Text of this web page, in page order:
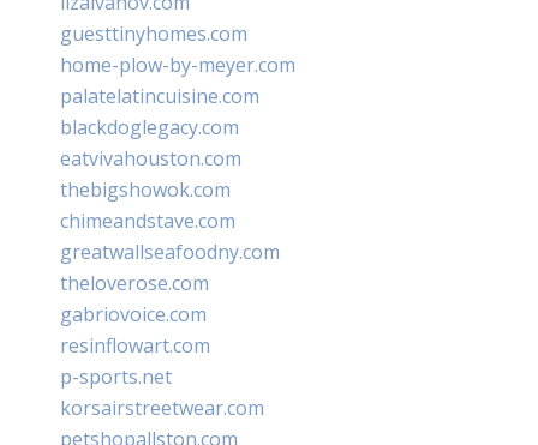
guesttinyhomes.com
home-plow-by-meyer.com
palatelatincuisine.com
blackdoglegacy.com
eatvivahouston.com
thebigshowok.com
chimeandstave.com
greatwallseafoodny.com
theloverose.com
gabriovoice.com
resinflowart.com
p-sports.net
korsairstreetwear.com
petshopallston.com